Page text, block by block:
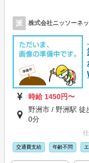
派 株式会社ニッソーネ
時給 1450円〜
野洲市 / 野洲駅 徒
0分
交通費支給 年齢不問